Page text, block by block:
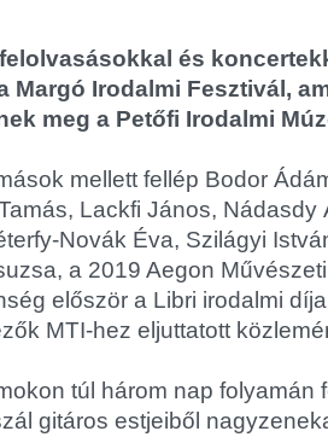
és
Margó Irodalmi Fesztivál,
meg a Petőfi Irodalmi
mellett fellép Bodor
Lackfi János, Nádasdy
Novák Éva, Szilágyi
a 2019 Aegon
először a Libri irodalmi
MTI-hez eljuttatott
túl három nap folyamán
gitáros estjeiből